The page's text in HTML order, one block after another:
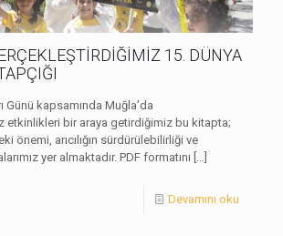
15. DÜNYA
Günü kapsamında Muğla’da
etkinlikleri bir araya getirdiğimiz bu kitapta;
önemi, arıcılığın sürdürülebilirliği ve
yer almaktadır. PDF formatını […]
Devamını oku